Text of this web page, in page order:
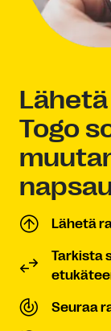
Togo
Lähetä
Tarkista
Seuraa